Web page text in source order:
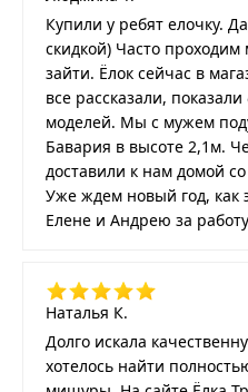
Купили у ребят елочку.
скидкой) Часто
зайти. Ёлок сейчас в
все рассказали,
моделей. Мы с мужем
Бавария в высоте 2,1м.
доставили к нам домой
Уже ждем новый год, как
Елене и Андрею за
Наталья К.
Долго искала
хотелось найти